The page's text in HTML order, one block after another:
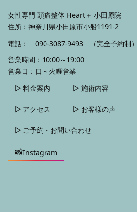
女性専門 頭痛整体 Heart＋ 小田原院
住所：神奈川県小田原市小船1191-2
電話：
090-3087-9493
（完全予約制）
営業時間：10:00～19:00
営業日：日～火曜営業
▷ 料金案内
▷ 施術内容
▷ アクセス ▷ お客様の声
▷ ご予約・お問い合わせ
📸Instagram